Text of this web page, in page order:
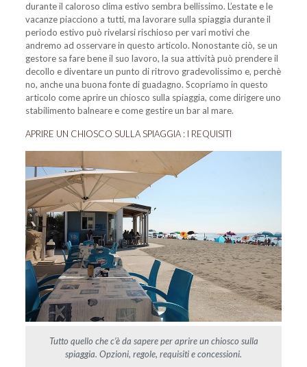
durante il caloroso clima estivo sembra bellissimo. L’estate e le
vacanze piacciono a tutti, ma lavorare sulla spiaggia durante il
periodo estivo può rivelarsi rischioso per vari motivi che
andremo ad osservare in questo articolo. Nonostante ciò, se un
gestore sa fare bene il suo lavoro, la sua attività può prendere il
decollo e diventare un punto di ritrovo gradevolissimo e, perchè
no, anche una buona fonte di guadagno. Scopriamo in questo
articolo come aprire un chiosco sulla spiaggia, come dirigere uno
stabilimento balneare e come gestire un bar al mare.
APRIRE UN CHIOSCO SULLA SPIAGGIA : I REQUISITI
Tutto quello che c’è da sapere per aprire un chiosco sulla
spiaggia. Opzioni, regole, requisiti e concessioni.